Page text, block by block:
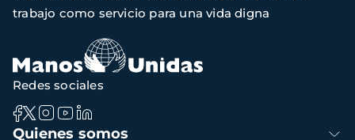
trabajo como servicio para una vida digna
Navegación
Quienes somos
Redes sociales